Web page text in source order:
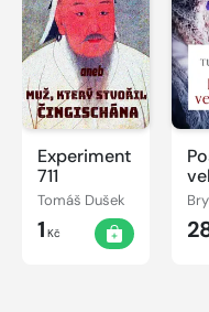
Experiment
711
Tomáš Dušek
1 Kč